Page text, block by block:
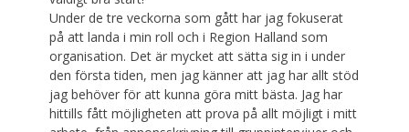
Under de tre veckorna som gått har jag fokuserat
på att landa i min roll och i Region Halland som
organisation. Det är mycket att sätta sig in i under
den första tiden, men jag känner att jag har allt stöd
jag behöver för att kunna göra mitt bästa. Jag har
hittills fått möjligheten att prova på allt möjligt i mitt